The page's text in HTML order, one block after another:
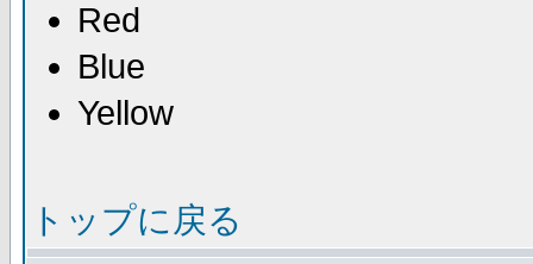
Red
Blue
Yellow
トップに戻る